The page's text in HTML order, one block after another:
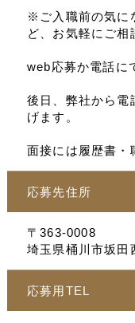
※ご入職前の気に
ど、お気軽にご相
web応募か電話に
後日、弊社から電
げます。
面接には履歴書・
応募先住所
〒363-0008
埼玉県桶川市坂田
応募用TEL